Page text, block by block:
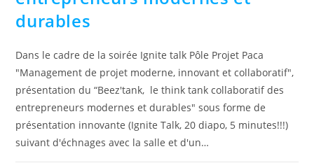
durables
Dans le cadre de la soirée Ignite talk Pôle Projet Paca
"Management de projet moderne, innovant et collaboratif",
présentation du “Beez'tank, le think tank collaboratif des
entrepreneurs modernes et durables" sous forme de
présentation innovante (Ignite Talk, 20 diapo, 5 minutes!!!)
suivant d'échnages avec la salle et d'un…